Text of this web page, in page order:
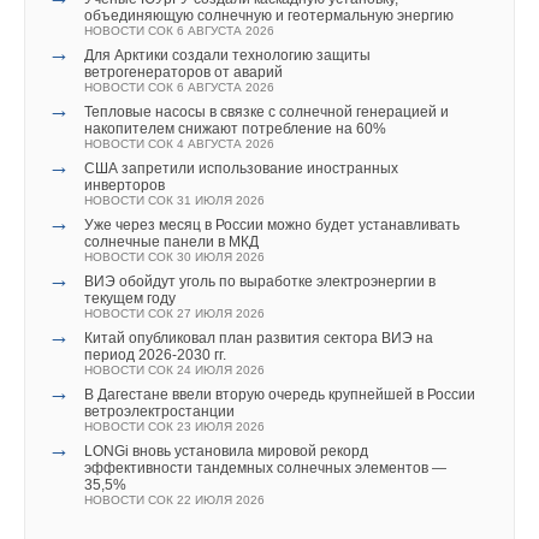
объединяющую солнечную и геотермальную энергию
НОВОСТИ СОК 6 АВГУСТА 2026
→
Для Арктики создали технологию защиты
ветрогенераторов от аварий
НОВОСТИ СОК 6 АВГУСТА 2026
→
Тепловые насосы в связке с солнечной генерацией и
накопителем снижают потребление на 60%
НОВОСТИ СОК 4 АВГУСТА 2026
→
США запретили использование иностранных
инверторов
НОВОСТИ СОК 31 ИЮЛЯ 2026
→
Уже через месяц в России можно будет устанавливать
солнечные панели в МКД
НОВОСТИ СОК 30 ИЮЛЯ 2026
→
ВИЭ обойдут уголь по выработке электроэнергии в
текущем году
НОВОСТИ СОК 27 ИЮЛЯ 2026
→
Китай опубликовал план развития сектора ВИЭ на
период 2026-2030 гг.
НОВОСТИ СОК 24 ИЮЛЯ 2026
→
В Дагестане ввели вторую очередь крупнейшей в России
ветроэлектростанции
НОВОСТИ СОК 23 ИЮЛЯ 2026
→
LONGi вновь установила мировой рекорд
эффективности тандемных солнечных элементов —
35,5%
НОВОСТИ СОК 22 ИЮЛЯ 2026
Китай опубликовал план развития сектора ВИЭ на
НОВОСТИ СОК 24 ИЮЛЯ 2026
В Дагестане ввели вторую очередь крупнейшей в России
НОВОСТИ СОК 23 ИЮЛЯ 2026
LONGi вновь установила мировой рекорд
35,5%
НОВОСТИ СОК 22 ИЮЛЯ 2026
Уведомления отключены
Комментарии
В этой теме еще нет комментариев
Добавить комментарий
Ваше имя *
Ваш E-mail *
Текст комментария
для электроавтомобилей
НОВОСТИ СОК 14 ИЮЛЯ 2026
В Германии каждый второй владелец отказывается от
повторной покупки электромобиля
НОВОСТИ СОК 3 ИЮЛЯ 2026
снизилась впервые за 10 лет
НОВОСТИ СОК 25 ИЮНЯ 2026
для электромобилей и БПЛА
НОВОСТИ СОК 19 ИЮНЯ 2026
Европа сможет покрыть до 78% потребностей в литии за
счет собственной добычи
НОВОСТИ СОК 17 ИЮНЯ 2026
Заключена крупнейшая в мире сделка по поставке
натрий-ионных батарей для СНЭ
НОВОСТИ СОК 4 МАЯ 2026
Полигон для испытаний электротранспорта и ВИЭ
появится в Адыгее летом 2026г.
НОВОСТИ СОК 17 АПРЕЛЯ 2026
Зарядная станция для электромобилей на солнечных
фотоэлектрических преобразователях в районе города
Краснодара
ЖУРНАЛ СОК АПРЕЛЬ 2026